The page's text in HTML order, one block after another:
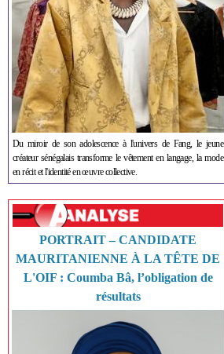
Du miroir de son adolescence à l'univers de Fang, le jeune
créateur sénégalais transforme le vêtement en langage, la mode
en récit et l'identité en œuvre collective.
PORTRAIT – CANDIDATE
MAURITANIENNE À LA TÊTE DE
L'OIF : Coumba Bâ, l’obligation de
résultats